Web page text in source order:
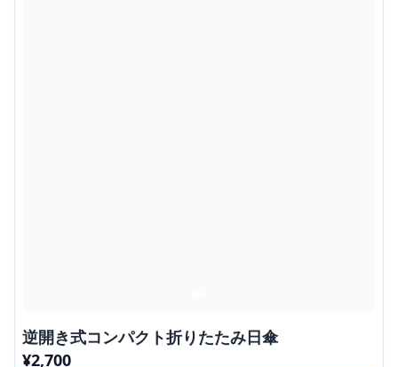
逆開き式コンパクト折りたたみ日傘
¥2,700